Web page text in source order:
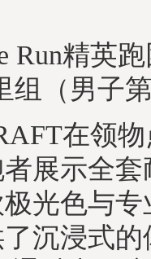
Run精英
组（男子
在领
展示全
光色与
沉浸式